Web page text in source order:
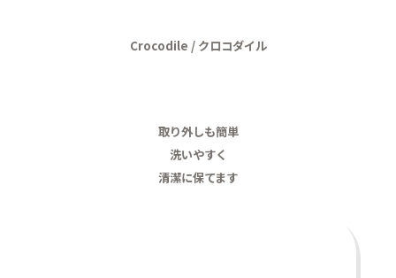
Crocodile / クロコダイル
取り外しも簡単
洗いやすく
清潔に保てます